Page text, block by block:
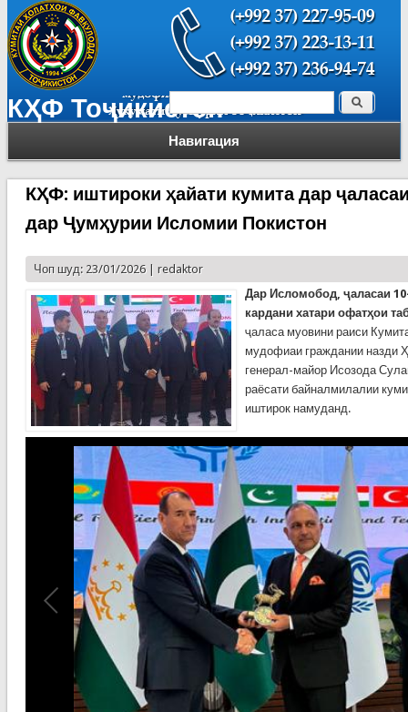
КҲФ Тоҷикистон
Навигация
Форма поиска Поиск
КҲФ: иштироки ҳайати кумита дар
дар Ҷумҳурии Исломии Покистон
Чоп шуд: 23/01/2026 | redaktor
Дар Исломобод, ҷаласаи
кардани хатари офатҳои
ҷаласа муовини раиси
мудофиаи граждании назди
генерал-майор Исозода
раёсати байналмилалии
иштирок намуданд.